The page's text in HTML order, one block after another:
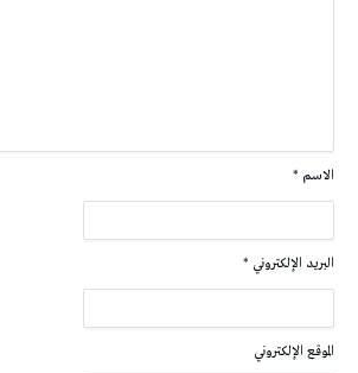
الاسم *
البريد الإلكتروني *
الموقع الإلكتروني